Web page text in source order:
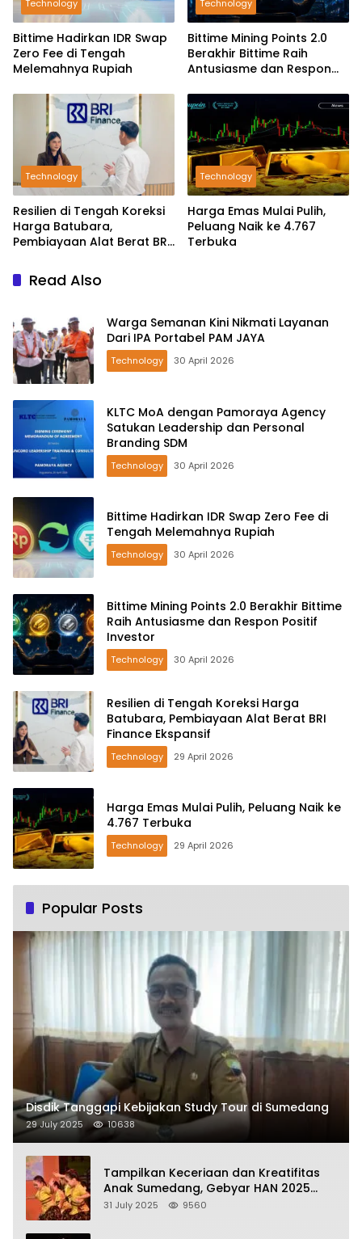
Technology
Bittime Hadirkan IDR Swap
Zero Fee di Tengah
Melemahnya Rupiah
Technology
Bittime Mining Points 2.0
Berakhir Bittime Raih
Antusiasme dan Respon
Technology
Resilien di Tengah Koreksi
Harga Batubara,
Pembiayaan Alat Berat BRI
Technology
Harga Emas Mulai Pulih,
Peluang Naik ke 4.767
Terbuka
Read Also
Warga Semanan Kini Nikmati Layanan
Dari IPA Portabel PAM JAYA
Technology 30 April 2026
KLTC MoA dengan Pamoraya Agency
Satukan Leadership dan Personal
Branding SDM
Technology 30 April 2026
Bittime Hadirkan IDR Swap Zero Fee di
Tengah Melemahnya Rupiah
Technology 30 April 2026
Bittime Mining Points 2.0 Berakhir Bittime
Raih Antusiasme dan Respon Positif
Investor
Technology 30 April 2026
Resilien di Tengah Koreksi Harga
Batubara, Pembiayaan Alat Berat BRI
Finance Ekspansif
Technology 29 April 2026
Harga Emas Mulai Pulih, Peluang Naik ke
4.767 Terbuka
Technology 29 April 2026
Popular Posts
Disdik Tanggapi Kebijakan Study Tour di Sumedang
29 July 2025 10638
Tampilkan Keceriaan dan Kreatifitas
Anak Sumedang, Gebyar HAN 2025
Dihadiri Bupati dan Wabup
31 July 2025 9560